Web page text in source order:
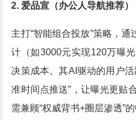
2. 爱品宣（办公人导航推荐）
主打“智能组合投放”策略，通
计（如3000元实现120万曝
决策成本。其AI驱动的用户
准时间点推送”，让曝光更贴
需兼顾“权威背书+圈层渗透”的